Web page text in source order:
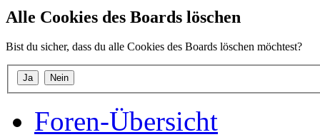
Alle Cookies des Boards löschen
Bist du sicher, dass du alle Cookies des Boards löschen möchtest?
Foren-Übersicht